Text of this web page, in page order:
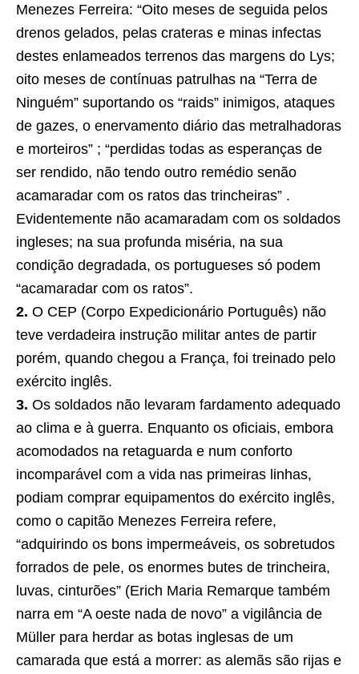
Menezes Ferreira: “Oito meses de seguida pelos
drenos gelados, pelas crateras e minas infectas
destes enlameados terrenos das margens do Lys;
oito meses de contínuas patrulhas na “Terra de
Ninguém” suportando os “raids” inimigos, ataques
de gazes, o enervamento diário das metralhadoras
e morteiros” ; “perdidas todas as esperanças de
ser rendido, não tendo outro remédio senão
acamaradar com os ratos das trincheiras” .
Evidentemente não acamaradam com os soldados
ingleses; na sua profunda miséria, na sua
condição degradada, os portugueses só podem
“acamaradar com os ratos”.
2. O CEP (Corpo Expedicionário Português) não
teve verdadeira instrução militar antes de partir
porém, quando chegou a França, foi treinado pelo
exército inglês.
3. Os soldados não levaram fardamento adequado
ao clima e à guerra. Enquanto os oficiais, embora
acomodados na retaguarda e num conforto
incomparável com a vida nas primeiras linhas,
podiam comprar equipamentos do exército inglês,
como o capitão Menezes Ferreira refere,
“adquirindo os bons impermeáveis, os sobretudos
forrados de pele, os enormes butes de trincheira,
luvas, cinturões” (Erich Maria Remarque também
narra em “A oeste nada de novo” a vigilância de
Müller para herdar as botas inglesas de um
camarada que está a morrer: as alemãs são rijas e